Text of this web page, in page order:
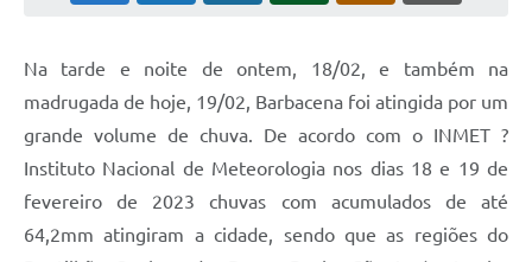
Emprega Barbacena
Plano Municipal de Saneamento Básico
Regularização de bairros
Carta de Serviços
Arquivos para Download
Na tarde e noite de ontem, 18/02, e também na
madrugada de hoje, 19/02, Barbacena foi atingida por um
grande volume de chuva. De acordo com o INMET ?
Instituto Nacional de Meteorologia nos dias 18 e 19 de
fevereiro de 2023 chuvas com acumulados de até
64,2mm atingiram a cidade, sendo que as regiões do